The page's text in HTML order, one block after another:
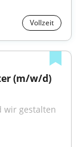
Vollzeit
(m/w/d)
wir gestalten